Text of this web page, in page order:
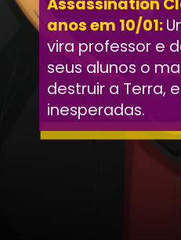
anos em 10/01:
vira professor e
seus alunos o
destruir a Terra,
inesperadas.